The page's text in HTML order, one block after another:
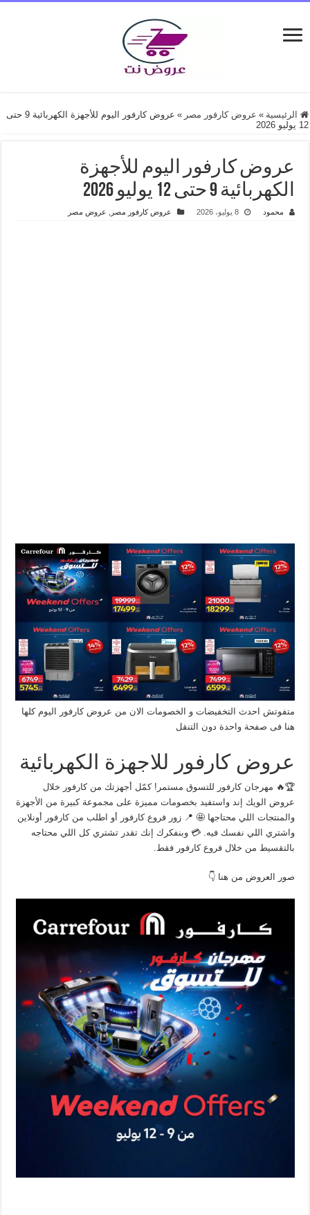
الرئيسية » عروض كارفور مصر »
عروض كارفور اليوم للأجهزة الكهربائية 9 حتى
12 يوليو 2026
عروض كارفور اليوم للأجهزة
الكهربائية 9 حتى 12 يوليو 2026
محمود 8 يوليو، 2026 عروض كارفور مصر عروض مصر
متفوتش احدث التخفيضات و الخصومات الان من عروض كارفور اليوم كلها
هنا فى صفحة واحدة دون التنقل
عروض كارفور للاجهزة الكهربائية
🏆🔥 مهرجان كارفور للتسوق مستمر! كمّل أجهزتك من كارفور خلال
عروض الويك إند واستفيد بخصومات مميزة على مجموعة كبيرة من الأجهزة
والمنتجات اللي محتاجها 🤩 📍 زور فروع كارفور أو اطلب من كارفور أونلاين
واشتري اللي نفسك فيه. 💳 وبنفكرك إنك تقدر تشتري كل اللي محتاجه
بالتقسيط من خلال فروع كارفور فقط.
صور العروض من هنا 👇